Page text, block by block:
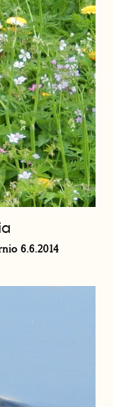
6.6.2014